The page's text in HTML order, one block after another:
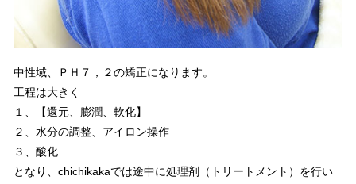
中性域、ＰＨ７，２の矯正になります。
工程は大きく
１、【還元、膨潤、軟化】
２、水分の調整、アイロン操作
３、酸化
となり、chichikakaでは途中に処理剤（トリートメント）を行い